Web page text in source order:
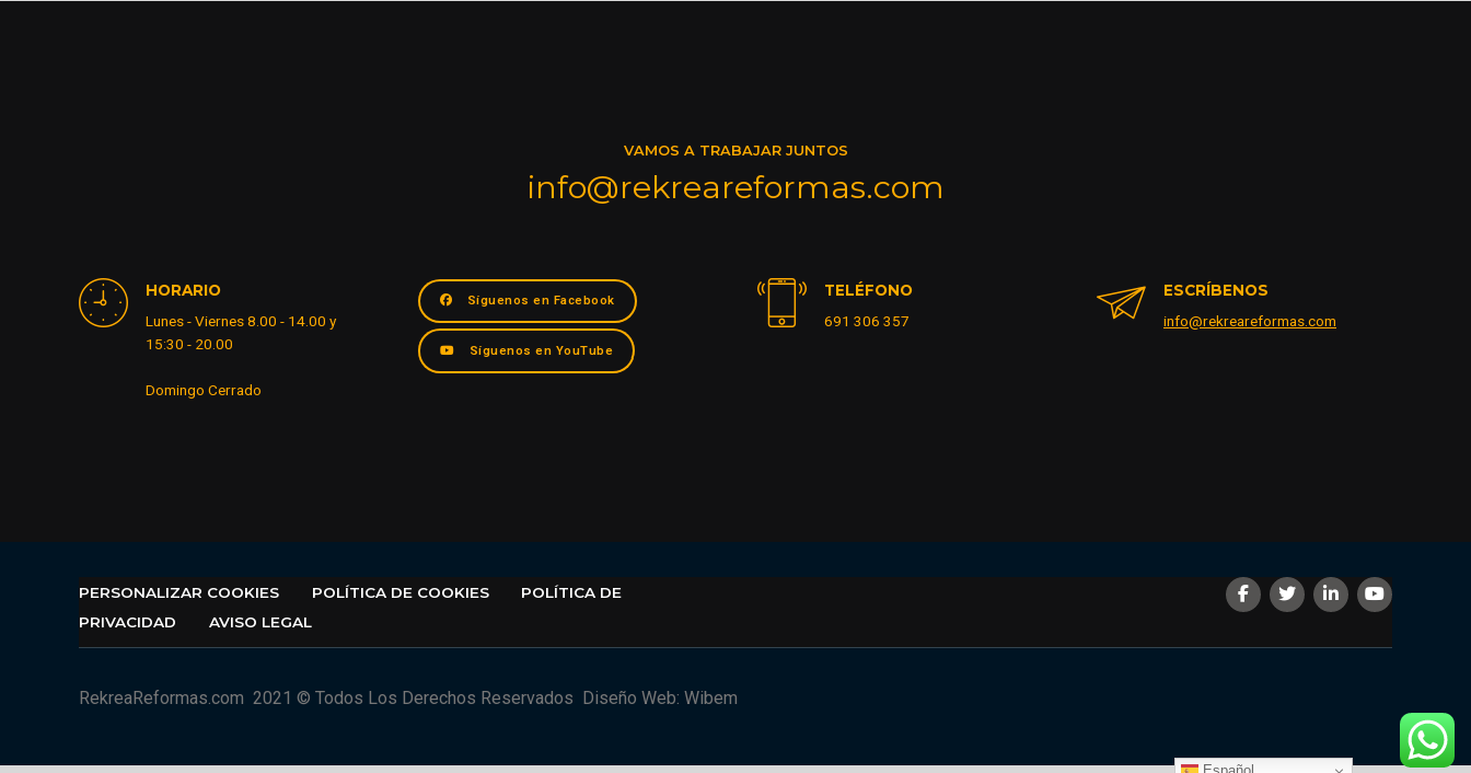
VAMOS A TRABAJAR JUNTOS
info@rekreareformas.com
HORARIO
Lunes - Viernes 8.00 - 14.00 y
15:30 - 20.00
Domingo Cerrado
Síguenos en Facebook
Síguenos en YouTube
TELÉFONO
691 306 357
ESCRÍBENOS
info@rekreareformas.com
PERSONALIZAR COOKIES POLÍTICA DE COOKIES
POLÍTICA DE
PRIVACIDAD
AVISO LEGAL
RekreaReformas.com 2021 © Todos Los Derechos Reservados Diseño Web: Wibem